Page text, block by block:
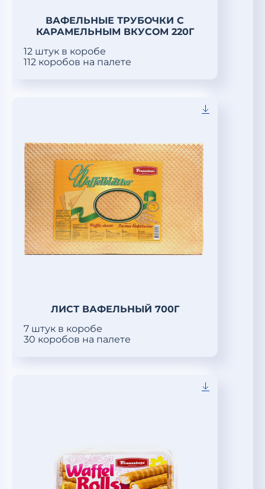
ВАФЕЛЬНЫЕ ТРУБОЧКИ С
КАРАМЕЛЬНЫМ ВКУСОМ 220Г
12 штук в коробе
112 коробов на палете
ЛИСТ ВАФЕЛЬНЫЙ 700Г
7 штук в коробе
30 коробов на палете